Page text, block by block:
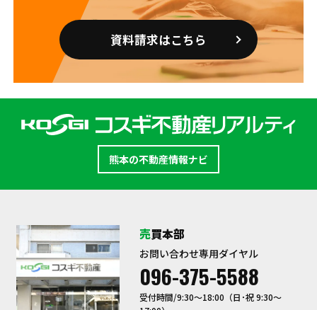
資料請求はこちら
熊本の不動産情報ナビ
売買本部
お問い合わせ専用ダイヤル
096-375-5588
受付時間/9:30〜18:00（日･祝 9:30～